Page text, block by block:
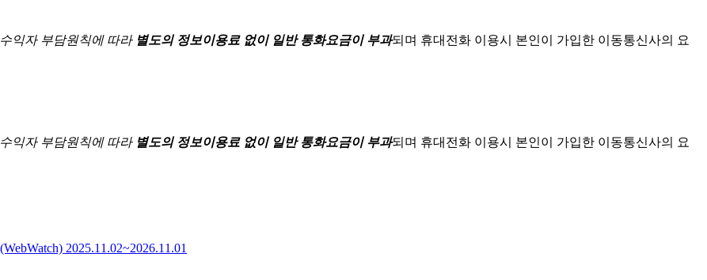
수익자 부담원칙에 따라 별도의 정보이용료 없이 일반 통화요금이 부과되며 휴대전화 이용시 본인이 가입한 이동통신사의 요
수익자 부담원칙에 따라 별도의 정보이용료 없이 일반 통화요금이 부과되며 휴대전화 이용시 본인이 가입한 이동통신사의 요